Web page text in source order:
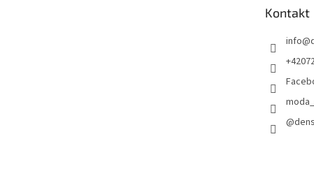
Kontakt
info@